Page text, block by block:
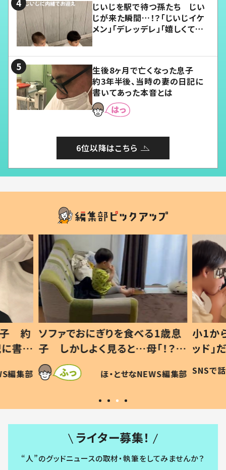
じいじを駅で待つ孫たち じい
じが来た瞬間…！？「じいじイケ
メン」「デレッデレ」「嬉しくて可
生後8ヶ月で亡くなった息子
約3年半後、当時の妻の日記に
書いてあった本音とは
6位以降はこちら
歳息
？」
編集部
小1から不登校、息子は「ギフテ
ッド」だった 父が“ウチ給食”を
作り続ける理由とは #令和の親
#令和の子
SNSで話題 ほ・とせなNEWS編集部
ひ孫
が、抱
「涙
い」
ライター募集！
“人”のグッドニュースの取材・執筆をしてみませんか？